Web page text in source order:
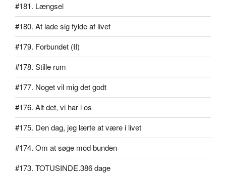
#181. Længsel
#180. At lade sig fylde af livet
#179. Forbundet (II)
#178. Stille rum
#177. Noget vil mig det godt
#176. Alt det, vi har i os
#175. Den dag, jeg lærte at være i livet
#174. Om at søge mod bunden
#173. TOTUSINDE.386 dage